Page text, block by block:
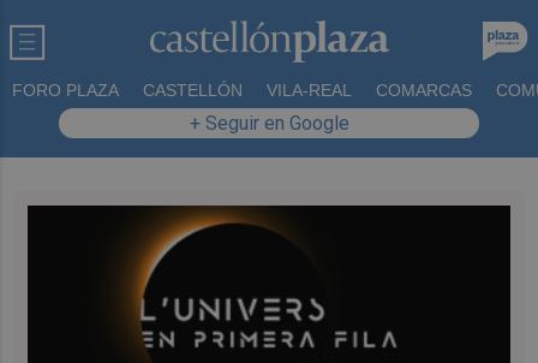
FORO PLAZA CASTELLÓN VILA-REAL COMARCAS
+ Seguir en Google